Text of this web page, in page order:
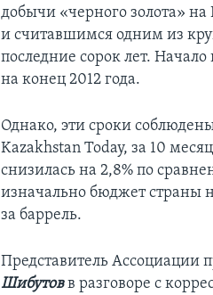
добычи «черного золота»
и считавшимся одним из
последние сорок лет.
на конец 2012 года.
Однако, эти сроки
Kazakhstan Today, за 10
снизилась на 2,8% по
изначально бюджет страны
за баррель.
Представитель Ассоциации
Шибутовв разговоре с